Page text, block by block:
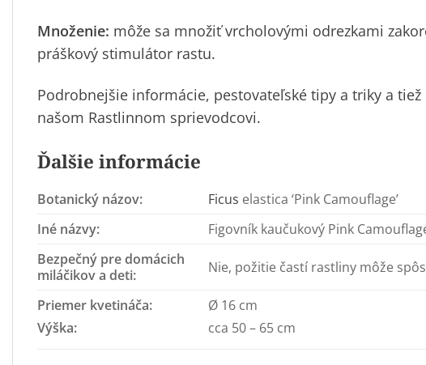
Množenie: môže sa množiť vrcholovými odrezkami
práškový stimulátor rastu.
Podrobnejšie informácie, pestovateľské tipy a triky a
našom Rastlinnom sprievodcovi.
Ďalšie informácie
Botanický názov: Ficus elastica ‘Pink Camouflage’
Iné názvy:
Figovník kaučukový Pink
Bezpečný pre domácich
miláčikov a deti:
Nie, požitie častí rastliny môže
Priemer kvetináča:
Výška:
Ø 16 cm
cca 50 – 65 cm